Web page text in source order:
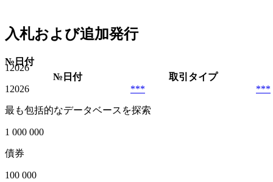
入札および追加発行
№ 日付
12026
№ 日付
取引タイプ
1 2026 *** ***
最も包括的なデータベースを探索
1 000 000
債券
100 000